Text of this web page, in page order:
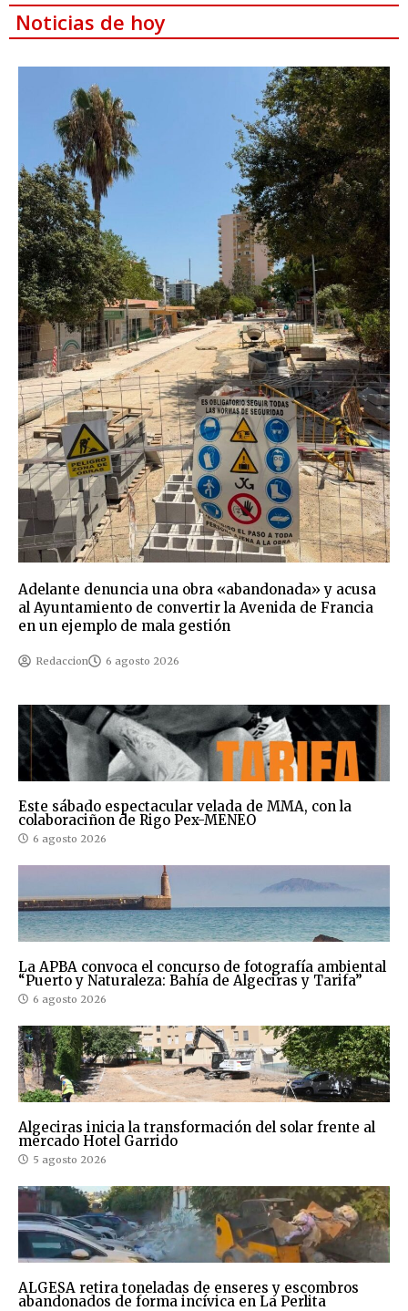
Noticias de hoy
Adelante denuncia una obra «abandonada» y acusa
al Ayuntamiento de convertir la Avenida de Francia
en un ejemplo de mala gestión
Redaccion 6 agosto 2026
Este sábado espectacular velada de MMA, con la
colaboraciñon de Rigo Pex-MENEO
6 agosto 2026
La APBA convoca el concurso de fotografía ambiental
“Puerto y Naturaleza: Bahía de Algeciras y Tarifa”
6 agosto 2026
Algeciras inicia la transformación del solar frente al
mercado Hotel Garrido
5 agosto 2026
ALGESA retira toneladas de enseres y escombros
abandonados de forma incívica en La Perlita